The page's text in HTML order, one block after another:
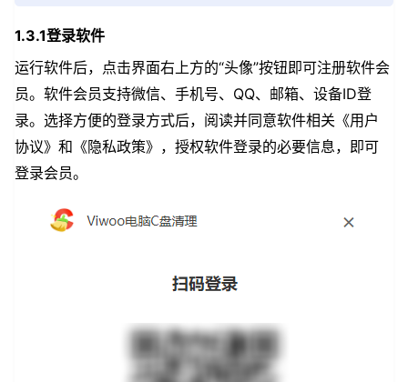
1.3.1登录软件
运行软件后，点击界面右上方的“头像”按钮即可注册软件会
员。软件会员支持微信、手机号、QQ、邮箱、设备ID登
录。选择方便的登录方式后，阅读并同意软件相关《用户
协议》和《隐私政策》，授权软件登录的必要信息，即可
登录会员。